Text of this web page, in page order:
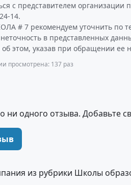
с представителем организации
14.
# 7 рекомендуем уточнить по
в представленных
этом, указав при обращении ее
просмотрена: 137 раз
ни одного отзыва. Добавьте
из рубрики Школы